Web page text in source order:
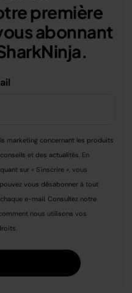
première
abonnant
marketing concernant les produits
et des actualités. En
sur « S'inscrire », vous
vous désabonner à tout
e-mail. Consultez notre
nous utilisons vos